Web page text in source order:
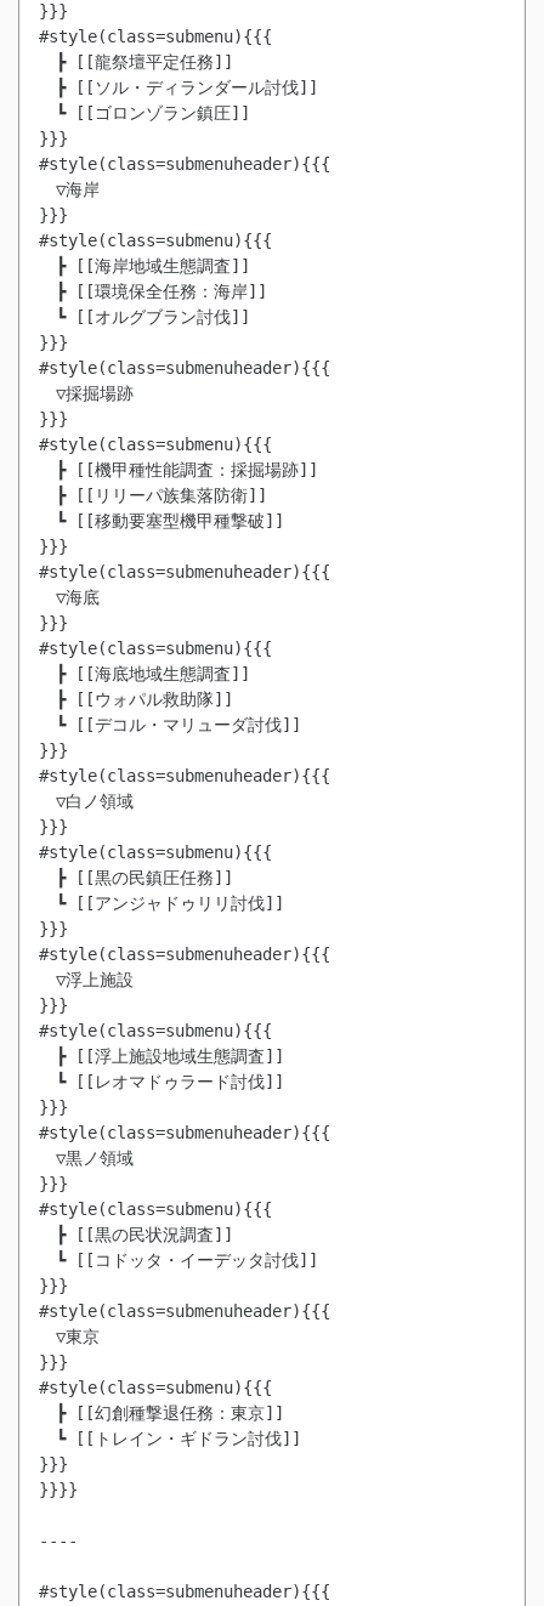
}}}
#style(class=submenu){{{
┣ [[龍祭壇平定任務]]
┣ [[ソル・ディランダール討伐]]
┗ [[ゴロンゾラン鎮圧]]
}}}
#style(class=submenuheader){{{
▽海岸
}}}
#style(class=submenu){{{
┣ [[海岸地域生態調査]]
┣ [[環境保全任務：海岸]]
┗ [[オルグブラン討伐]]
}}}
#style(class=submenuheader){{{
▽採掘場跡
}}}
#style(class=submenu){{{
┣ [[機甲種性能調査：採掘場跡]]
┣ [[リリーパ族集落防衛]]
┗ [[移動要塞型機甲種撃破]]
}}}
#style(class=submenuheader){{{
▽海底
}}}
#style(class=submenu){{{
┣ [[海底地域生態調査]]
┣ [[ウォパル救助隊]]
┗ [[デコル・マリューダ討伐]]
}}}
#style(class=submenuheader){{{
▽白ノ領域
}}}
#style(class=submenu){{{
┣ [[黒の民鎮圧任務]]
┗ [[アンジャドゥリリ討伐]]
}}}
#style(class=submenuheader){{{
▽浮上施設
}}}
#style(class=submenu){{{
┣ [[浮上施設地域生態調査]]
┗ [[レオマドゥラード討伐]]
}}}
#style(class=submenuheader){{{
▽黒ノ領域
}}}
#style(class=submenu){{{
┣ [[黒の民状況調査]]
┗ [[コドッタ・イーデッタ討伐]]
}}}
#style(class=submenuheader){{{
▽東京
}}}
#style(class=submenu){{{
┣ [[幻創種撃退任務：東京]]
┗ [[トレイン・ギドラン討伐]]
}}}
}}}}
----
#style(class=submenuheader){{{